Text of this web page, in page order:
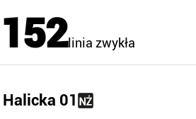
152linia zwykła
Halicka 01